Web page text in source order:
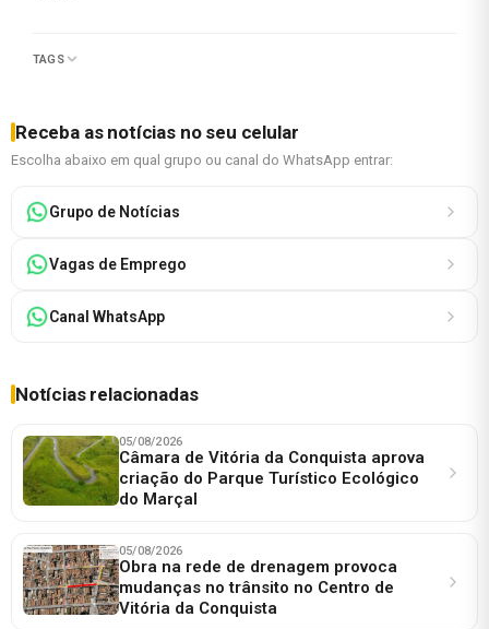
TAGS
Receba as notícias no seu celular
Escolha abaixo em qual grupo ou canal do WhatsApp entrar:
Grupo de Notícias
Vagas de Emprego
Canal WhatsApp
Notícias relacionadas
05/08/2026
Câmara de Vitória da Conquista aprova
criação do Parque Turístico Ecológico
do Marçal
05/08/2026
Obra na rede de drenagem provoca
mudanças no trânsito no Centro de
Vitória da Conquista